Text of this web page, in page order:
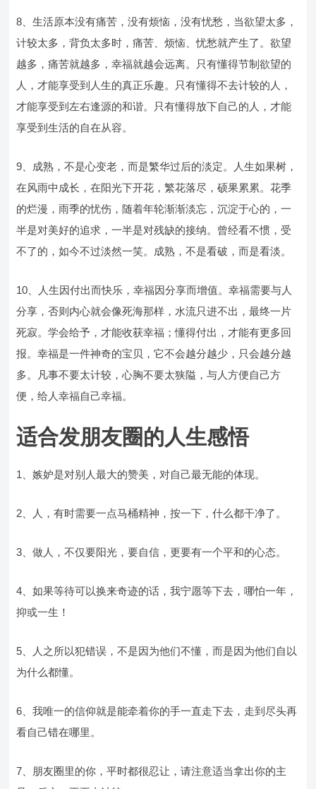
8、生活原本没有痛苦，没有烦恼，没有忧愁，当欲望太多，
计较太多，背负太多时，痛苦、烦恼、忧愁就产生了。欲望
越多，痛苦就越多，幸福就越会远离。只有懂得节制欲望的
人，才能享受到人生的真正乐趣。只有懂得不去计较的人，
才能享受到左右逢源的和谐。只有懂得放下自己的人，才能
享受到生活的自在从容。
9、成熟，不是心变老，而是繁华过后的淡定。人生如果树，
在风雨中成长，在阳光下开花，繁花落尽，硕果累累。花季
的烂漫，雨季的忧伤，随着年轮渐渐淡忘，沉淀于心的，一
半是对美好的追求，一半是对残缺的接纳。曾经看不惯，受
不了的，如今不过淡然一笑。成熟，不是看破，而是看淡。
10、人生因付出而快乐，幸福因分享而增值。幸福需要与人
分享，否则内心就会像死海那样，水流只进不出，最终一片
死寂。学会给予，才能收获幸福；懂得付出，才能有更多回
报。幸福是一件神奇的宝贝，它不会越分越少，只会越分越
多。凡事不要太计较，心胸不要太狭隘，与人方便自己方
便，给人幸福自己幸福。
适合发朋友圈的人生感悟
1、嫉妒是对别人最大的赞美，对自己最无能的体现。
2、人，有时需要一点马桶精神，按一下，什么都干净了。
3、做人，不仅要阳光，要自信，更要有一个平和的心态。
4、如果等待可以换来奇迹的话，我宁愿等下去，哪怕一年，
抑或一生！
5、人之所以犯错误，不是因为他们不懂，而是因为他们自以
为什么都懂。
6、我唯一的信仰就是能牵着你的手一直走下去，走到尽头再
看自己错在哪里。
7、朋友圈里的你，平时都很忍让，请注意适当拿出你的主